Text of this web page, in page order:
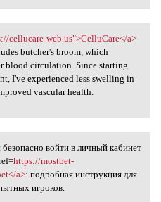
cellucare
cellucare-web.us">CelluCare</a>
butcher's broom, which
blood circulation. Since starting
I've experienced less swelling in
vascular health.
и безопасно войти
войти в личный кабинет
https://mostbet-
a>: подробная инструкция для
игроков.